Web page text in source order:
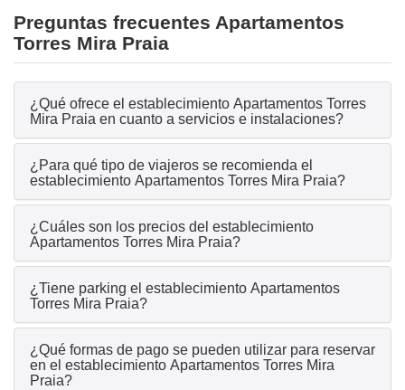
Preguntas frecuentes Apartamentos
Torres Mira Praia
¿Qué ofrece el establecimiento Apartamentos Torres
Mira Praia en cuanto a servicios e instalaciones?
¿Para qué tipo de viajeros se recomienda el
establecimiento Apartamentos Torres Mira Praia?
¿Cuáles son los precios del establecimiento
Apartamentos Torres Mira Praia?
¿Tiene parking el establecimiento Apartamentos
Torres Mira Praia?
¿Qué formas de pago se pueden utilizar para reservar
en el establecimiento Apartamentos Torres Mira
Praia?